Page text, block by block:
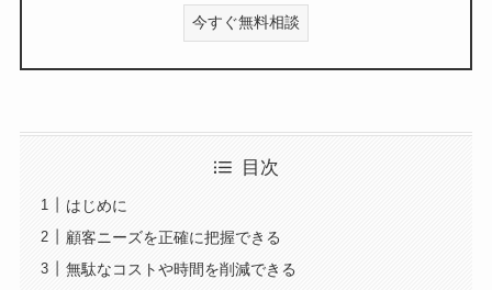
今すぐ無料相談
目次
はじめに
顧客ニーズを正確に把握できる
無駄なコストや時間を削減できる